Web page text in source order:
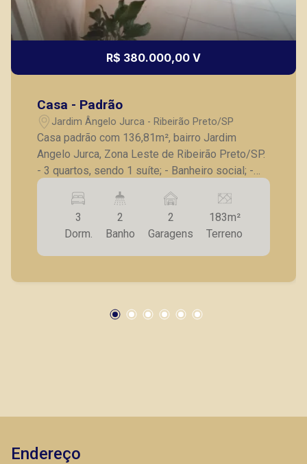
R$ 380.000,00 V
Casa - Padrão
Jardim Ângelo Jurca - Ribeirão Preto/SP
Casa padrão com 136,81m², bairro Jardim
Angelo Jurca, Zona Leste de Ribeirão Preto/SP.
- 3 quartos, sendo 1 suíte; - Banheiro social; -
Sala para 2 ambientes; - Varanda gourmet com
churrasqueira e cooktop; - Cozinha com balcão
americano e armários planejados; - Área de
serviço; - Quarto de despejo; - Corredor lateral; -
Quintal; - 2 vagas de garagem. A Piramid tem
agilidade e segurança, em locação, vendas de
principais lançamentos da cidade de Ribeirão
3
Dorm.
2
Banho
2
Garagens
183m²
Terreno
Endereço